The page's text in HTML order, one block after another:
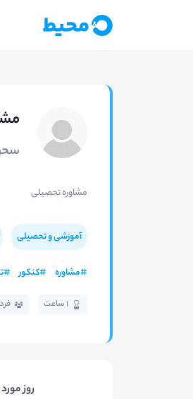
مشاوره تحصیلی
آموزشی و تحصیلی
#مشاوره #کنکور #
1 ساعت
روز